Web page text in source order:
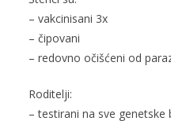
– vakcinisani 3x
– čipovani
– redovno očišćeni od
Roditelji:
– testirani na sve genetske